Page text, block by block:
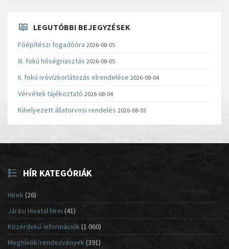
LEGUTÓBBI BEJEGYZÉSEK
Főépítészi fogadóóra 2026-08-05
III. fokú hőségriasztás 2026-08-05
II. fokú ivóvízkorlátozás elrendelése 2026-08-04
Vérvételi tájékoztató 2026-08-04
Kihelyezett állatorvosi rendelés 2026-08-03
HÍR KATEGÓRIÁK
Hírek(26)
Járási Hivatal hírei (41)
Közérdekű információk(1 060)
Meghívók/rendezvények (391)